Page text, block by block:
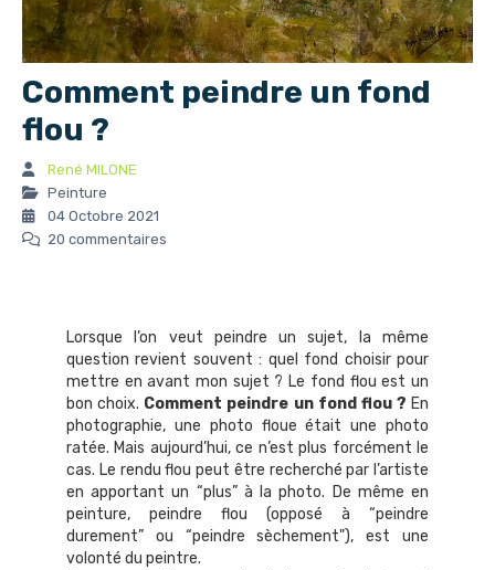
Comment peindre un fond
flou ?
René MILONE
Peinture
04 Octobre 2021
20 commentaires
Lorsque l’on veut peindre un sujet, la même
question revient souvent : quel fond choisir pour
mettre en avant mon sujet ? Le fond flou est un
bon choix. Comment peindre un fond flou ? En
photographie, une photo floue était une photo
ratée. Mais aujourd’hui, ce n’est plus forcément le
cas. Le rendu flou peut être recherché par l’artiste
en apportant un “plus” à la photo. De même en
peinture, peindre flou (opposé à “peindre
durement” ou “peindre sèchement"), est une
volonté du peintre.